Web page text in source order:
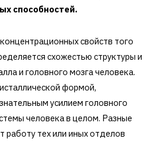
способностей.
свойств того
схожестью структуры и
и головного мозга человека.
формой,
усилием головного
человека в целом. Разные
работу тех или иных отделов